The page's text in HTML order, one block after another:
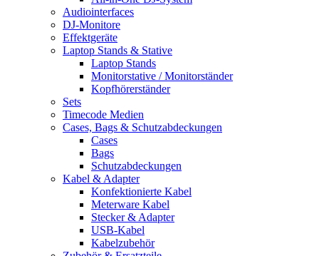
Audiointerfaces
DJ-Monitore
Effektgeräte
Laptop Stands & Stative
Laptop Stands
Monitorstative / Monitorständer
Kopfhörerständer
Sets
Timecode Medien
Cases, Bags & Schutzabdeckungen
Cases
Bags
Schutzabdeckungen
Kabel & Adapter
Konfektionierte Kabel
Meterware Kabel
Stecker & Adapter
USB-Kabel
Kabelzubehör